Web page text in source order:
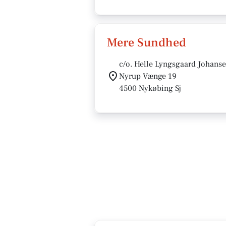
Mere Sundhed
c/o. Helle Lyngsgaard
Nyrup Vænge 19
4500 Nykøbing Sj